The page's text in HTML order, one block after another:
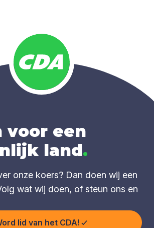
voor een
land.
onze koers? Dan doen wij een
wat wij doen, of steun ons en
lid van het CDA!